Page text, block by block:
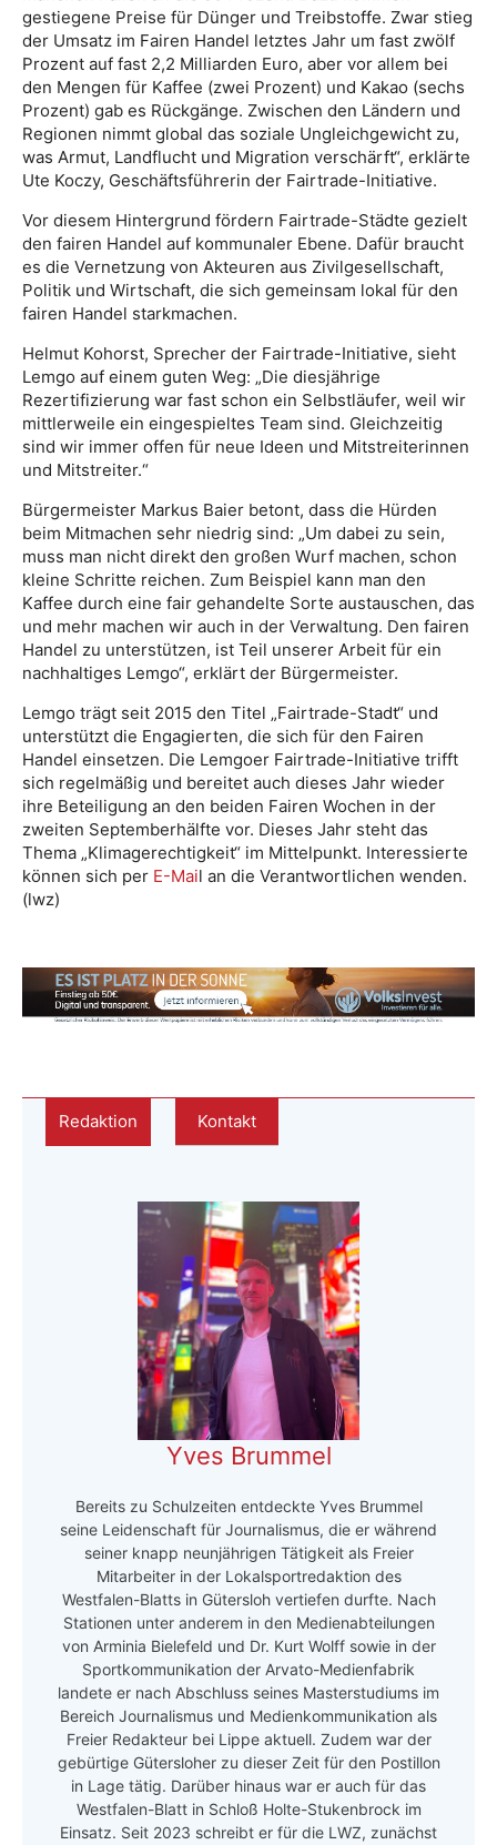
gestiegene Preise für Dünger und Treibstoffe. Zwar stieg
der Umsatz im Fairen Handel letztes Jahr um fast zwölf
Prozent auf fast 2,2 Milliarden Euro, aber vor allem bei
den Mengen für Kaffee (zwei Prozent) und Kakao (sechs
Prozent) gab es Rückgänge. Zwischen den Ländern und
Regionen nimmt global das soziale Ungleichgewicht zu,
was Armut, Landflucht und Migration verschärft“, erklärte
Ute Koczy, Geschäftsführerin der Fairtrade-Initiative.
Vor diesem Hintergrund fördern Fairtrade-Städte gezielt
den fairen Handel auf kommunaler Ebene. Dafür braucht
es die Vernetzung von Akteuren aus Zivilgesellschaft,
Politik und Wirtschaft, die sich gemeinsam lokal für den
fairen Handel starkmachen.
Helmut Kohorst, Sprecher der Fairtrade-Initiative, sieht
Lemgo auf einem guten Weg: „Die diesjährige
Rezertifizierung war fast schon ein Selbstläufer, weil wir
mittlerweile ein eingespieltes Team sind. Gleichzeitig
sind wir immer offen für neue Ideen und Mitstreiterinnen
und Mitstreiter.“
Bürgermeister Markus Baier betont, dass die Hürden
beim Mitmachen sehr niedrig sind: „Um dabei zu sein,
muss man nicht direkt den großen Wurf machen, schon
kleine Schritte reichen. Zum Beispiel kann man den
Kaffee durch eine fair gehandelte Sorte austauschen, das
und mehr machen wir auch in der Verwaltung. Den fairen
Handel zu unterstützen, ist Teil unserer Arbeit für ein
nachhaltiges Lemgo“, erklärt der Bürgermeister.
Lemgo trägt seit 2015 den Titel „Fairtrade-Stadt“ und
unterstützt die Engagierten, die sich für den Fairen
Handel einsetzen. Die Lemgoer Fairtrade-Initiative trifft
sich regelmäßig und bereitet auch dieses Jahr wieder
ihre Beteiligung an den beiden Fairen Wochen in der
zweiten Septemberhälfte vor. Dieses Jahr steht das
Thema „Klimagerechtigkeit“ im Mittelpunkt. Interessierte
können sich per E-Mail an die Verantwortlichen wenden.
(lwz)
Redaktion Kontakt
Yves Brummel
Bereits zu Schulzeiten entdeckte Yves Brummel
seine Leidenschaft für Journalismus, die er während
seiner knapp neunjährigen Tätigkeit als Freier
Mitarbeiter in der Lokalsportredaktion des
Westfalen-Blatts in Gütersloh vertiefen durfte. Nach
Stationen unter anderem in den Medienabteilungen
von Arminia Bielefeld und Dr. Kurt Wolff sowie in der
Sportkommunikation der Arvato-Medienfabrik
landete er nach Abschluss seines Masterstudiums im
Bereich Journalismus und Medienkommunikation als
Freier Redakteur bei Lippe aktuell. Zudem war der
gebürtige Gütersloher zu dieser Zeit für den Postillon
in Lage tätig. Darüber hinaus war er auch für das
Westfalen-Blatt in Schloß Holte-Stukenbrock im
Einsatz. Seit 2023 schreibt er für die LWZ, zunächst